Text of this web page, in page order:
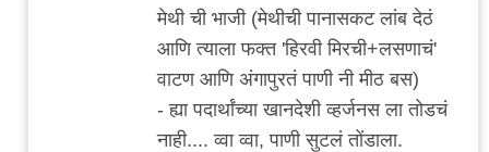
मेथी ची भाजी (मेथीची पानासकट लांब देठं
आणि त्याला फक्त 'हिरवी मिरची+लसणाचं'
वाटण आणि अंगापुरतं पाणी नी मीठ बस)
- ह्या पदार्थांच्या खानदेशी व्हर्जनस ला तोडचं
नाही.... व्वा व्वा, पाणी सुटलं तोंडाला.